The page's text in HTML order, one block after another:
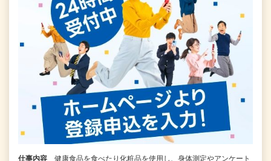
仕事内容 健康食品を食べたり化粧品を使用し、身体測定やアンケート